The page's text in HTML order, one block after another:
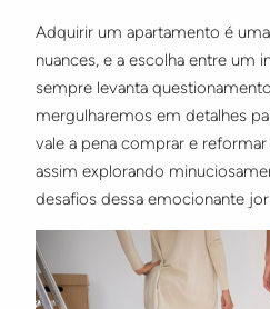
Adquirir um apartamento é
nuances, e a escolha entre um
sempre levanta
mergulharemos em detalhes
vale a pena comprar e
assim explorando
desafios dessa emocionante